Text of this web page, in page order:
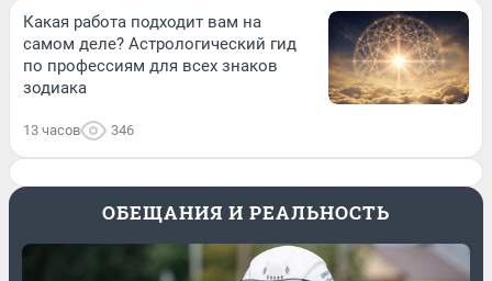
Какая работа подходит вам на
самом деле? Астрологический гид
по профессиям для всех знаков
зодиака
13 часов 346
ОБЕЩАНИЯ И РЕАЛЬНОСТЬ